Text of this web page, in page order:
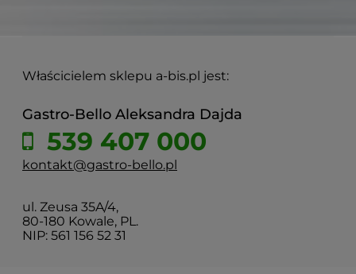
Właścicielem sklepu a-bis.pl jest:
Gastro-Bello Aleksandra Dajda
539 407 000
kontakt@gastro-bello.pl
ul. Zeusa 35A/4,
80-180 Kowale, PL.
NIP: 561 156 52 31